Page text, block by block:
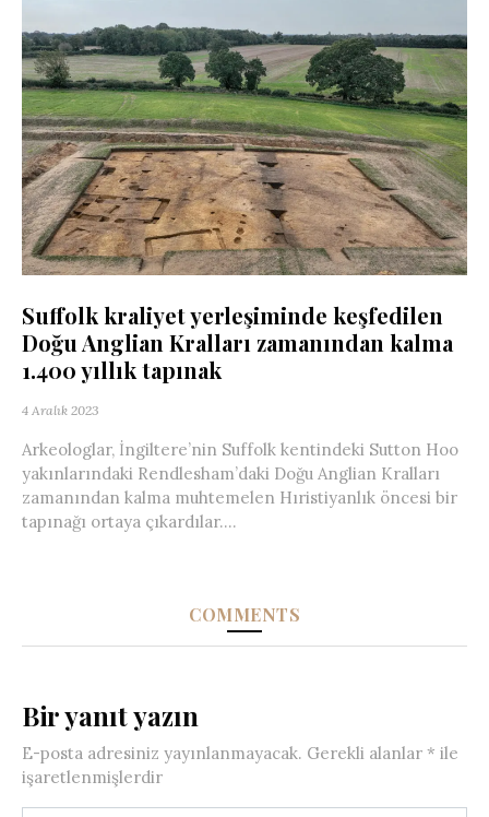
Suffolk kraliyet yerleşiminde keşfedilen
Doğu Anglian Kralları zamanından kalma
1.400 yıllık tapınak
4 Aralık 2023
Arkeologlar, İngiltere’nin Suffolk kentindeki Sutton Hoo
yakınlarındaki Rendlesham’daki Doğu Anglian Kralları
zamanından kalma muhtemelen Hıristiyanlık öncesi bir
tapınağı ortaya çıkardılar....
COMMENTS
Bir yanıt yazın
E-posta adresiniz yayınlanmayacak. Gerekli alanlar * ile
işaretlenmişlerdir